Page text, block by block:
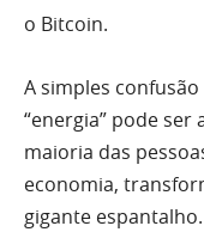
o Bitcoin.
A simples
“energia” pode ser
maioria das
economia,
gigante espantalho.